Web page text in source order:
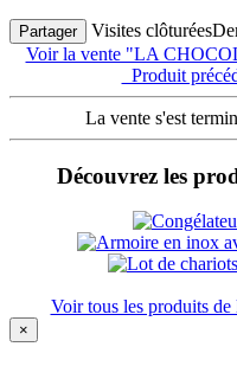
Partager Visites clôturées
Voir la vente "LA
Produit
La vente s'est
Découvrez les
Voir tous les produits
×